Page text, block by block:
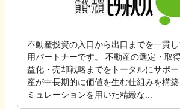
不動産投資の入口から出口までを一貫
用パートナーです。 不動産の選定・取
益化・売却戦略までをトータルにサポ
産が中長期的に価値を生む仕組みを構
ミュレーションを用いた精緻な...